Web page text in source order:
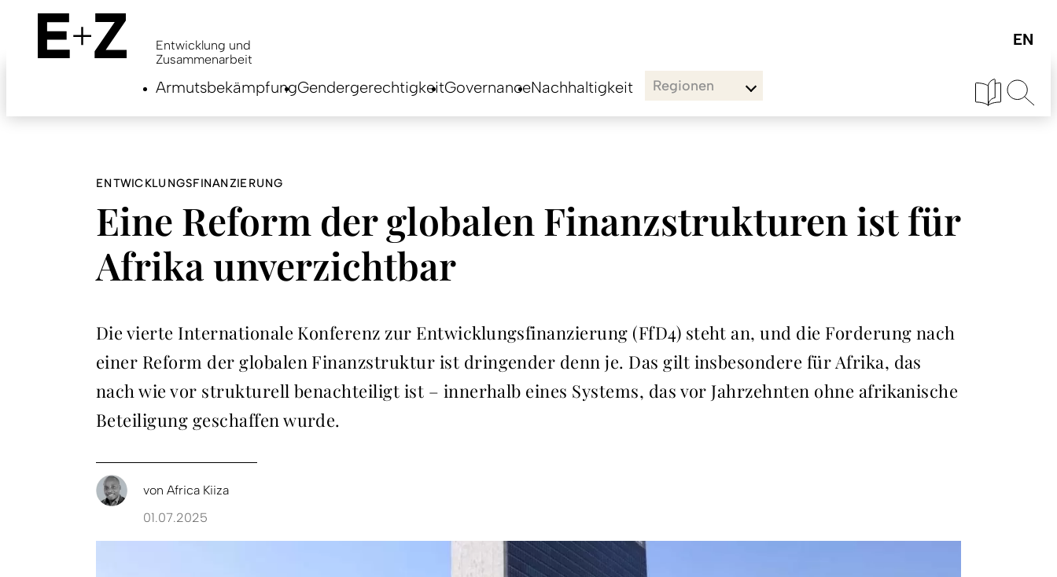
content
Entwicklung und
Zusammenarbeit
ArmutsbekämpfungGendergerechtigkeitGovernanceNachhaltigkeit Regionen
ENTWICKLUNGSFINANZIERUNG
Eine Reform der globalen Finanzstrukturen ist für
Afrika unverzichtbar
Die vierte Internationale Konferenz zur Entwicklungsfinanzierung (FfD4) steht an, und die Forderung nach
einer Reform der globalen Finanzstruktur ist dringender denn je. Das gilt insbesondere für Afrika, das
nach wie vor strukturell benachteiligt ist – innerhalb eines Systems, das vor Jahrzehnten ohne afrikanische
Beteiligung geschaffen wurde.
von Africa Kiiza
01.07.2025